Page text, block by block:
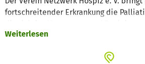
fortschreitender Erkrankung die
Lebensort: nach Hause in die vertraute
Kliniken, Hausärzten und
Weiterlesen